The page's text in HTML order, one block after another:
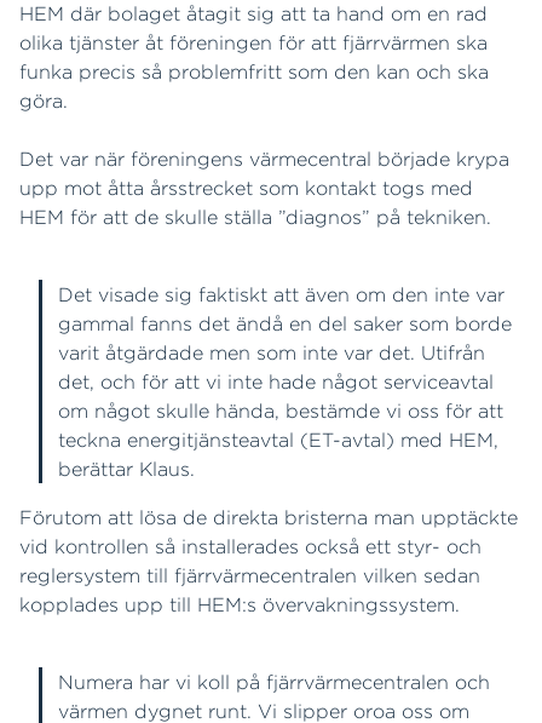
HEM där bolaget åtagit sig att ta hand om en rad
olika tjänster åt föreningen för att fjärrvärmen ska
funka precis så problemfritt som den kan och ska
göra.
Det var när föreningens värmecentral började krypa
upp mot åtta årsstrecket som kontakt togs med
HEM för att de skulle ställa ”diagnos” på tekniken.
Det visade sig faktiskt att även om den inte var
gammal fanns det ändå en del saker som borde
varit åtgärdade men som inte var det. Utifrån
det, och för att vi inte hade något serviceavtal
om något skulle hända, bestämde vi oss för att
teckna energitjänsteavtal (ET-avtal) med HEM,
berättar Klaus.
Förutom att lösa de direkta bristerna man upptäckte
vid kontrollen så installerades också ett styr- och
reglersystem till fjärrvärmecentralen vilken sedan
kopplades upp till HEM:s övervakningssystem.
Numera har vi koll på fjärrvärmecentralen och
värmen dygnet runt. Vi slipper oroa oss om